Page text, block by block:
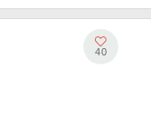
40